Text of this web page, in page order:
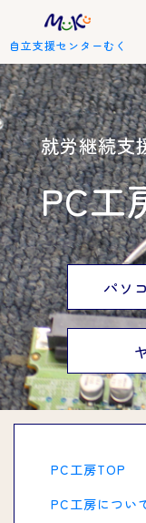
自立支援センターむく
就労継続支
PC工
パソ
PC工房TOP
PC工房につい